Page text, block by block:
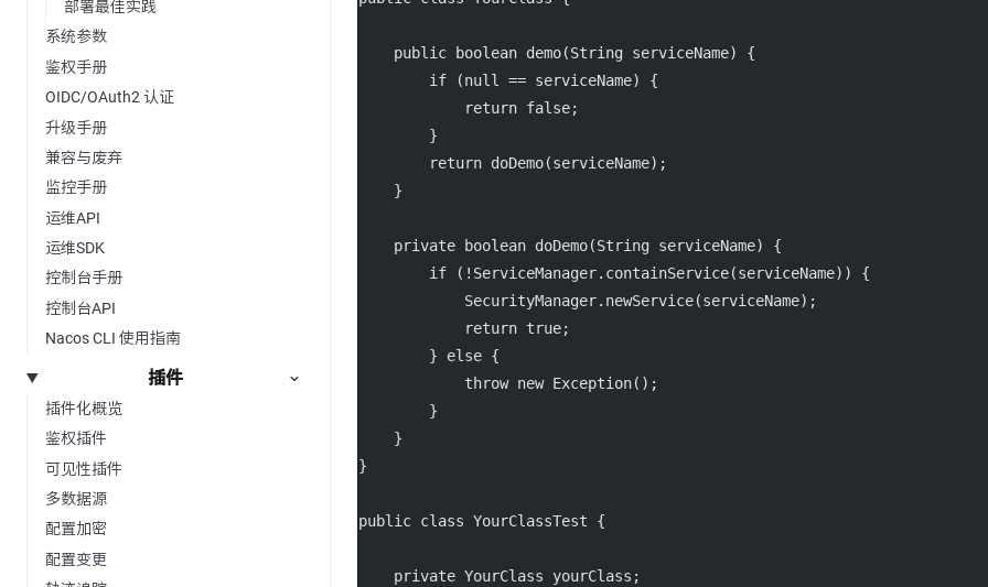
部署最佳实践
系统参数
鉴权手册
OIDC/OAuth2 认证
升级手册
兼容与废弃
监控手册
运维API
运维SDK
控制台手册
控制台API
Nacos CLI 使用指南
插件
插件化概览
鉴权插件
可见性插件
多数据源
配置加密
配置变更
public boolean demo(String serviceName) {
if (null == serviceName) {
return false;
        }
return doDemo(serviceName);
    }
private boolean doDemo(String serviceName) {
if ( ! ServiceManager. containService(serviceName)) {
            SecurityManager.
newService(serviceName);
return true;
        }
else {
throw new Exception();
        }
    }
}
public class YourClassTest {
private YourClass yourClass;